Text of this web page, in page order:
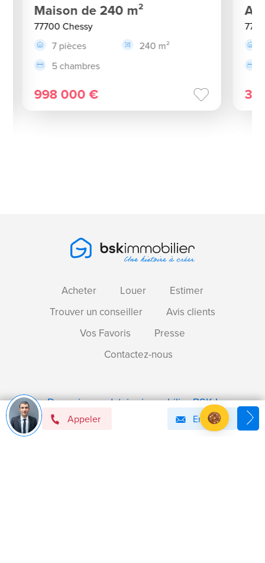
Appeler Email
Maison de 240 m²
77700 Chessy
7 pièces
240 m²
5 chambres
998 000 €
Acheter Louer
Estimer
Trouver un conseiller
Avis clients
Vos Favoris
Presse
Contactez-nous
Devenir mandataire immobilier BSK !